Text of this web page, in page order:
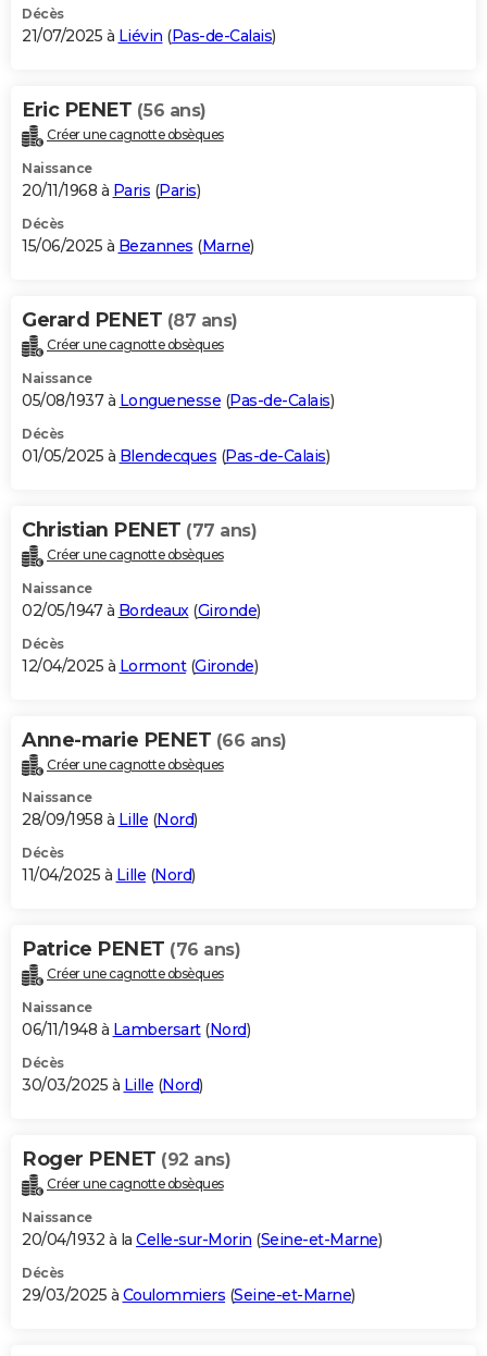
Décès
21/07/2025 à Liévin (Pas-de-Calais)
Eric PENET (56 ans)
Créer une cagnotte obsèques
Naissance
20/11/1968 à Paris (Paris)
Décès
15/06/2025 à Bezannes (Marne)
Gerard PENET (87 ans)
Créer une cagnotte obsèques
Naissance
05/08/1937 à Longuenesse (Pas-de-Calais)
Décès
01/05/2025 à Blendecques (Pas-de-Calais)
Christian PENET (77 ans)
Créer une cagnotte obsèques
Naissance
02/05/1947 à Bordeaux (Gironde)
Décès
12/04/2025 à Lormont(Gironde)
Anne-marie PENET (66 ans)
Créer une cagnotte obsèques
Naissance
28/09/1958 à Lille (Nord)
Décès
11/04/2025 à Lille (Nord)
Patrice PENET (76 ans)
Créer une cagnotte obsèques
Naissance
06/11/1948 à Lambersart(Nord)
Décès
30/03/2025 à Lille (Nord)
Roger PENET (92 ans)
Créer une cagnotte obsèques
Naissance
20/04/1932 à la Celle-sur-Morin (Seine-et-Marne)
Décès
29/03/2025 à Coulommiers (Seine-et-Marne)